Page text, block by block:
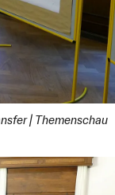
| Themenschau